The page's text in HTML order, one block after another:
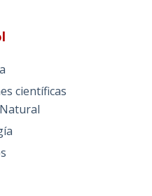
científicas